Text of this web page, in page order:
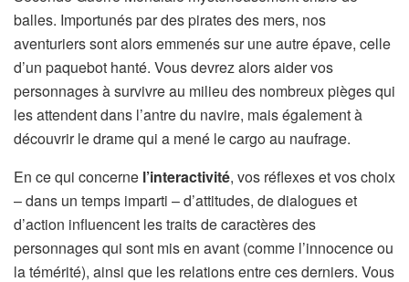
balles. Importunés par des pirates des mers, nos
aventuriers sont alors emmenés sur une autre épave, celle
d’un paquebot hanté. Vous devrez alors aider vos
personnages à survivre au milieu des nombreux pièges qui
les attendent dans l’antre du navire, mais également à
découvrir le drame qui a mené le cargo au naufrage.
En ce qui concerne l’interactivité, vos réflexes et vos choix
– dans un temps imparti – d’attitudes, de dialogues et
d’action influencent les traits de caractères des
personnages qui sont mis en avant (comme l’innocence ou
la témérité), ainsi que les relations entre ces derniers. Vous